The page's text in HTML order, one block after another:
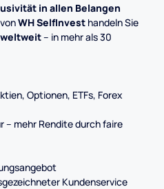
in allen Belangen
WH SelfInvest handeln Sie
weltweit– in mehr als 30
Optionen, ETFs, Forex
– mehr Rendite durch faire
Kundenservice